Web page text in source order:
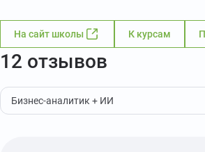
На сайт школы К курсам
12 отзывов
Бизнес-аналитик + ИИ